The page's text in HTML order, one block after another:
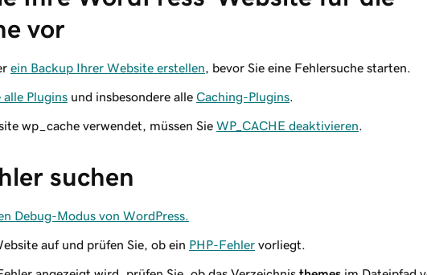
vor
ein Backup Ihrer Website erstellen , bevor Sie eine Fehlersuche starten.
alle Plugins und insbesondere alle Caching-Plugins
wp_cache verwendet, müssen Sie WP_CACHE deaktivieren
suchen
Debug-Modus von WordPress.
auf und prüfen Sie, ob ein PHP-Fehler vorliegt.